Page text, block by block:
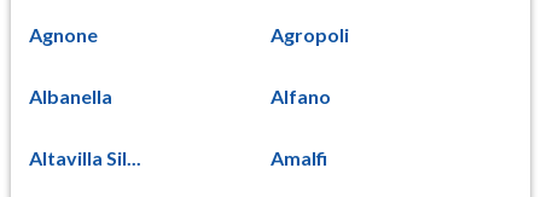
Agnone Agropoli
Albanella Alfano
Altavilla Sil... Amalfi